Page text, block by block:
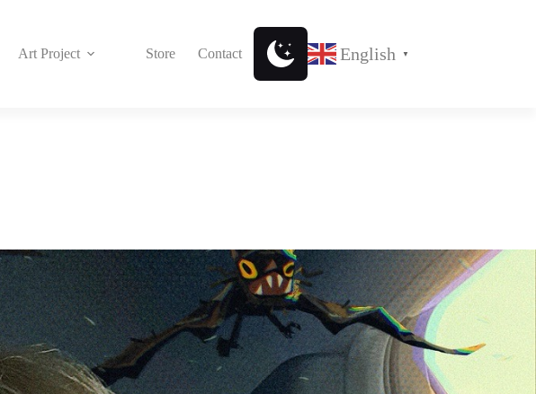
Art Project Store Contact English ▼